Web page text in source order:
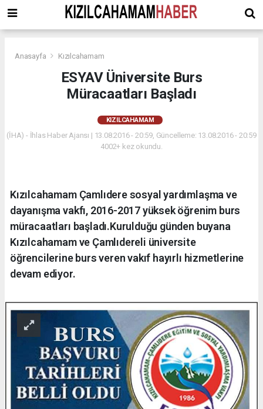
Anasayfa Kızılcahamam
ESYAV Üniversite Burs
Müracaatları Başladı
KIZILCAHAMAM
(İHA) - İhlas Haber Ajansı | 13.08.2016 - 20:59, Güncelleme: 13.08.2016 - 20:59
4002+ kez okundu.
Kızılcahamam Çamlıdere sosyal yardımlaşma ve
dayanışma vakfı, 2016-2017 yüksek öğrenim burs
müracaatları başladı.Kurulduğu günden buyana
Kızılcahamam ve Çamlıdereli üniversite
öğrencilerine burs veren vakıf hayırlı hizmetlerine
devam ediyor.